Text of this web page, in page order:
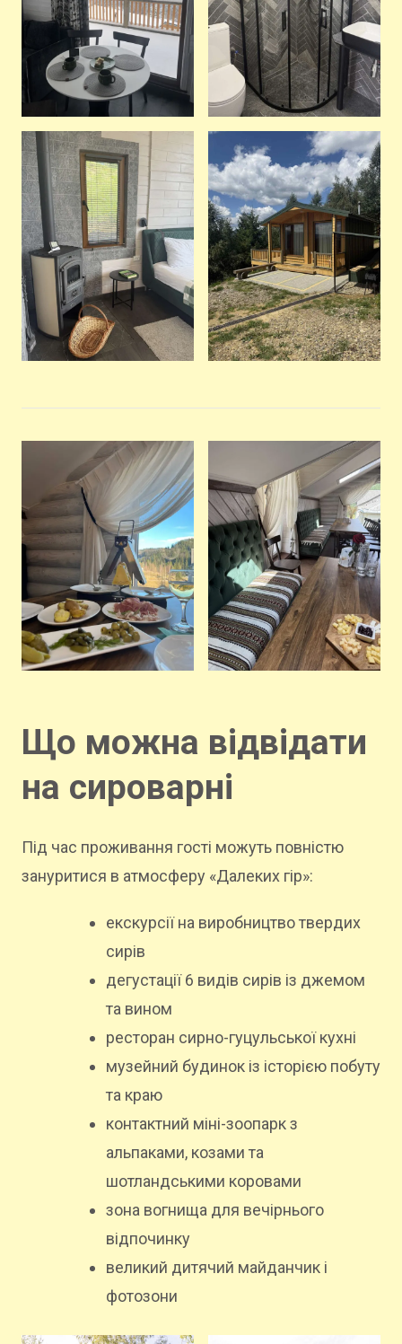
Що можна відвідати
на сироварні
Під час проживання гості можуть повністю
зануритися в атмосферу «Далеких гір»:
екскурсії на виробництво твердих
сирів
дегустації 6 видів сирів із джемом
та вином
ресторан сирно-гуцульської кухні
музейний будинок із історією побуту
та краю
контактний міні-зоопарк з
альпаками, козами та
шотландськими коровами
зона вогнища для вечірнього
відпочинку
великий дитячий майданчик і
фотозони